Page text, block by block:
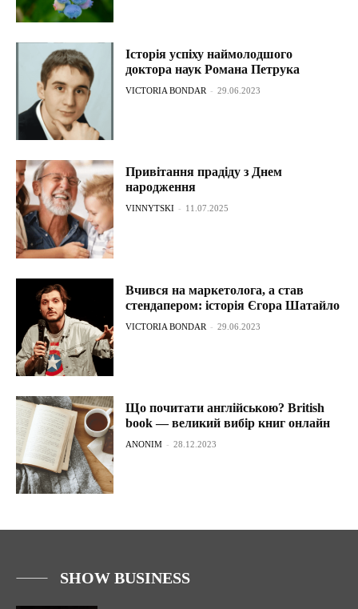
Історія успіху наймолодшого
доктора наук Романа Петрука
VICTORIA BONDAR - 29.06.2023
Привітання прадіду з Днем
народження
VINNYTSKI - 11.07.2025
Вчився на маркетолога, а став
стендапером: історія Єгора Шатайло
VICTORIA BONDAR - 29.06.2023
Що почитати англійською? British
book — великий вибір книг онлайн
ANONIM - 28.12.2023
SHOW BUSINESS